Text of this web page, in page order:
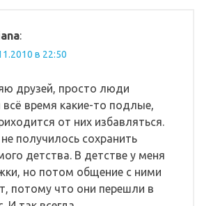
:
в 22:50
друзей, просто люди
время какие-то подлые,
от них избавляться.
получилось сохранить
детства. В детстве у меня
но потом общение с ними
потому что они перешли в